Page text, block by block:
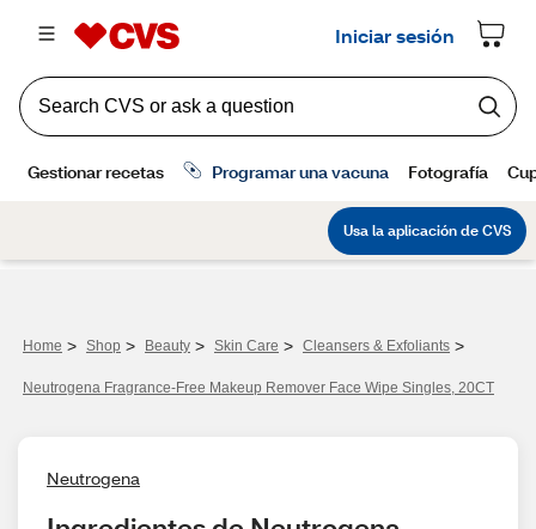
Home > Shop > Beauty > Skin Care > Cleansers & Exfoliants >
Neutrogena Fragrance-Free Makeup Remover Face Wipe Singles, 20CT
Neutrogena